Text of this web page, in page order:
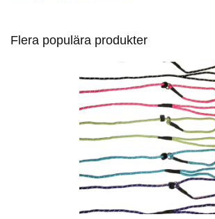
Flera populära produkter